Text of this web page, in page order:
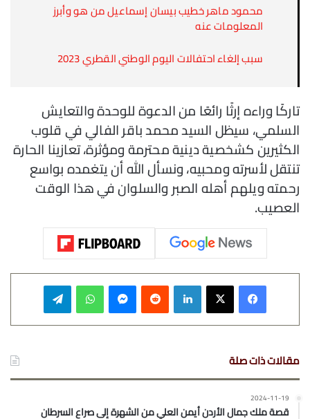
محمود ماهر خطيب بيسان إسماعيل من هو وأبرز
المعلومات عنه
سبب إلغاء احتفالات اليوم الوطني القطري 2023
تاركًا وراءه إرثًا رائعًا من الدعوة للوحدة والتعايش
السلمي، سيظل السيد محمد باقر الفالي في قلوب
الكثيرين كشخصية دينية محترمة ومؤثرة، تعازينا الحارة
تنتقل لأسرته ومحبيه، ونسأل الله أن يتغمده بواسع
رحمته ويلهم أهله الصبر والسلوان في هذا الوقت
العصيب.
فيسبوك ‫X لينكدإن واتساب
مقالات ذات صلة
2024-11-19
قصة ملك جمال الأردن أيمن العلي من الشهرة إلى صراع السرطان